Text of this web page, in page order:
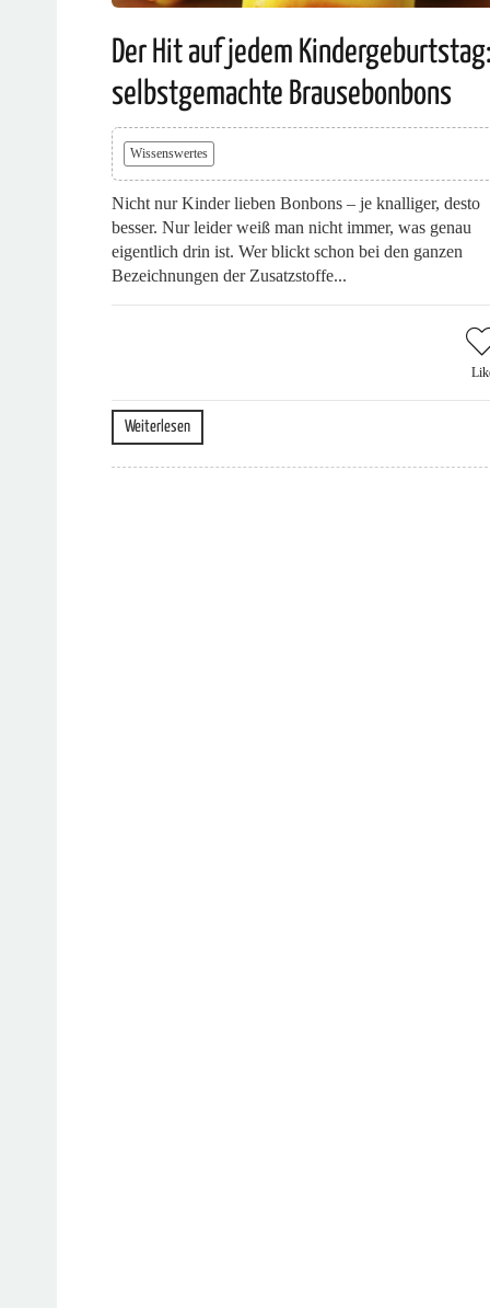
Der Hit auf jedem
selbstgemachte Brausebonbons
Wissenswertes
Nicht nur Kinder lieben Bonbons – je knalliger, desto
besser. Nur leider weiß man nicht immer, was genau
eigentlich drin ist. Wer blickt schon bei den ganzen
Bezeichnungen der Zusatzstoffe...
Weiterlesen